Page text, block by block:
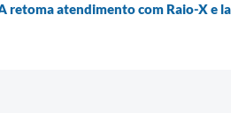
retoma atendimento com Raio-X e